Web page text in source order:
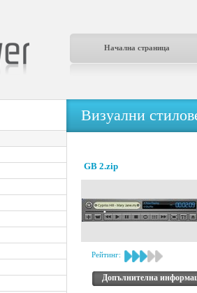
Начална страница
Визуални
GB 2.zip
Рейтинг:
Допълнителна